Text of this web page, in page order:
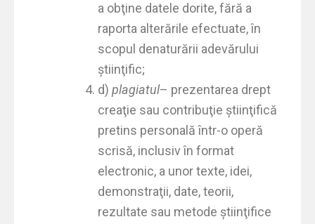
a obţine datele dorite, fără a
raporta alterările efectuate, în
scopul denaturării adevărului
ştiinţific;
d) plagiatul– prezentarea drept
creaţie sau contribuţie ştiinţifică
pretins personală într-o operă
scrisă, inclusiv în format
electronic, a unor texte, idei,
demonstraţii, date, teorii,
rezultate sau metode ştiinţifice